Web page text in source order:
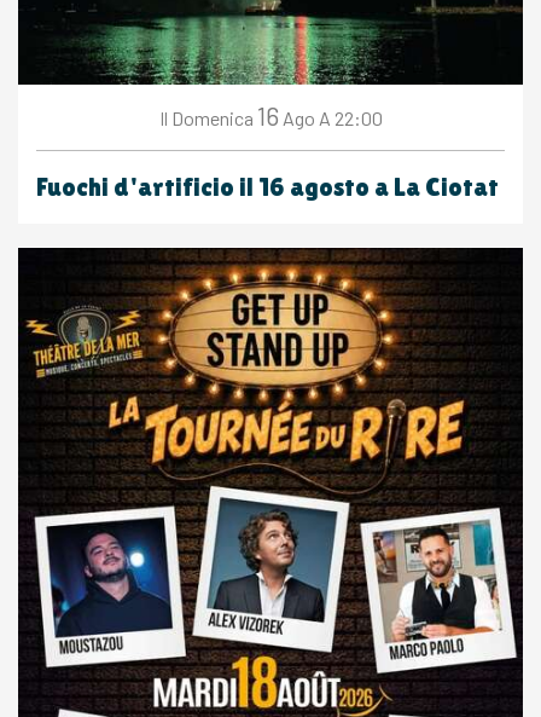
Il Domenica 16 Ago A 22:00
Fuochi d'artificio il 16 agosto a La Ciotat